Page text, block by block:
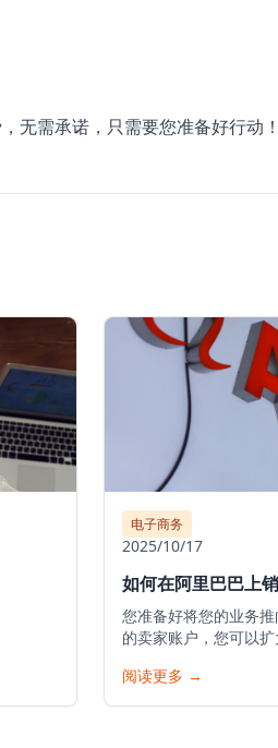
无需承诺，只需要您准备好行动！
电子商务
2025/10/17
如何在阿里巴巴上
您准备好将您的业务
的卖家账户，您可以
始您的销售之旅的详细
阅读更多 →